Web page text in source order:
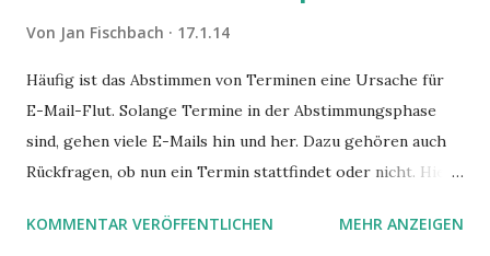
Von Jan Fischbach 17.1.14
Häufig ist das Abstimmen von Terminen eine Ursache für
E-Mail-Flut. Solange Termine in der Abstimmungsphase
sind, gehen viele E-Mails hin und her. Dazu gehören auch
Rückfragen, ob nun ein Termin stattfindet oder nicht. Hier
Hilfe von Outlook.
KOMMENTAR VERÖFFENTLICHEN MEHR ANZEIGEN